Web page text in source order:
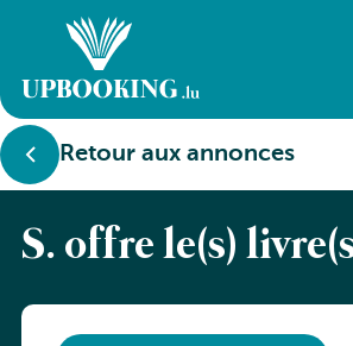
Retour aux annonces
S. offre le(s)